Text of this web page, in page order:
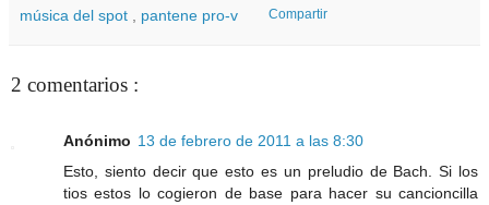
música del spot
pantene pro-v Compartir
2 comentarios :
Anónimo 13 de febrero de 2011 a las 8:30
Esto, siento decir que esto es un preludio de Bach. Si los
tios estos lo cogieron de base para hacer su cancioncilla